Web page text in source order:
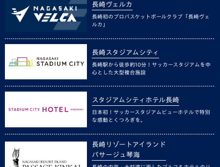
長崎ヴェルカ
長崎初のプロバスケットボールクラブ「長崎ヴェ
ルカ」
長崎スタジアムシティ
長崎駅から徒歩約10分！サッカースタジアムを中
心とした大型複合施設
スタジアムシティホテル長崎
日本初！サッカースタジアムビューホテルで特別
な感動とくつろぎを。
長崎リゾートアイランド
パサージュ琴海